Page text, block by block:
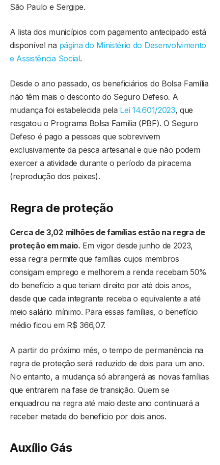
São Paulo e Sergipe.
A lista dos municípios com pagamento antecipado está
disponível na página do Ministério do Desenvolvimento
e Assistência Social.
Desde o ano passado, os beneficiários do Bolsa Família
não têm mais o desconto do Seguro Defeso. A
mudança foi estabelecida pela Lei 14.601/2023, que
resgatou o Programa Bolsa Família (PBF). O Seguro
Defeso é pago a pessoas que sobrevivem
exclusivamente da pesca artesanal e que não podem
exercer a atividade durante o período da piracema
(reprodução dos peixes).
Regra de proteção
Cerca de 3,02 milhões de famílias estão na regra de
proteção em maio. Em vigor desde junho de 2023,
essa regra permite que famílias cujos membros
consigam emprego e melhorem a renda recebam 50%
do benefício a que teriam direito por até dois anos,
desde que cada integrante receba o equivalente a até
meio salário mínimo. Para essas famílias, o benefício
médio ficou em R$ 366,07.
A partir do próximo mês, o tempo de permanência na
regra de proteção será reduzido de dois para um ano.
No entanto, a mudança só abrangerá as novas famílias
que entrarem na fase de transição. Quem se
enquadrou na regra até maio deste ano continuará a
receber metade do benefício por dois anos.
Auxílio Gás